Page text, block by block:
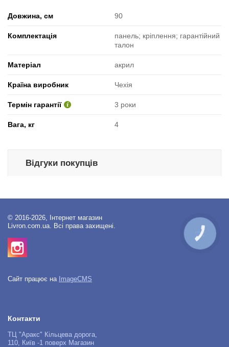
Довжина, см 90
Комплектація
панель; кріплення; гарантійний
талон
Матеріал акрил
Країна виробник Чехія
Термін гарантії 3 роки
Вага, кг 4
Відгуки покупців
© 2016-2026, Інтернет магазин
Livron.com.ua. Всі права захищені.
Сайт працює на ImageCMS
Контакти
ТЦ "Аракс" Кільцева дорога,
110, Київ -1 поверх Магазин
КНОПКА
ЗВ'ЯЗКУ